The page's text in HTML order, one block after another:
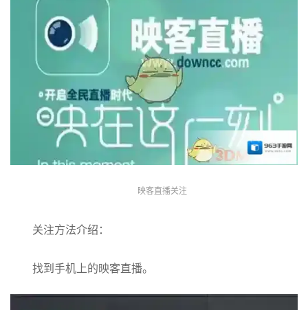
映客直播关注
关注方法介绍：
找到手机上的映客直播。